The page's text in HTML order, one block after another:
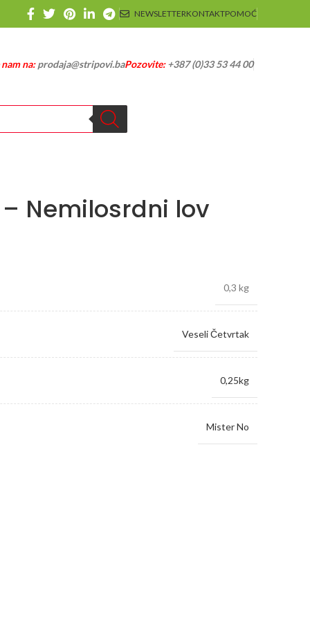
NEWSLETTERKONTAKTPOMOĆ
na:prodaja@stripovi.baPozovite:+387 (0)33 53 44 00
– Nemilosrdni lov
0,3 kg
Veseli Četvrtak
0,25kg
Mister No